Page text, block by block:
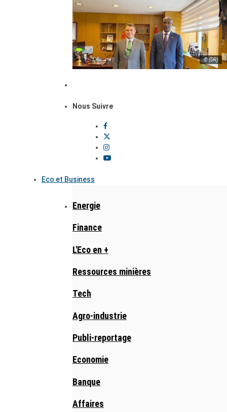
© (DR)
Nous Suivre
Eco et Business
Energie
Finance
L'Eco en +
Ressources minières
Tech
Agro-industrie
Publi-reportage
Economie
Banque
Affaires